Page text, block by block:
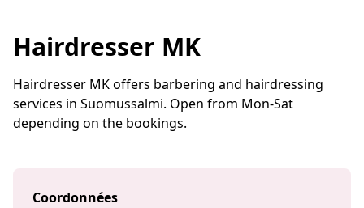
Hairdresser MK
Hairdresser MK offers barbering and hairdressing
services in Suomussalmi. Open from Mon-Sat
depending on the bookings.
Coordonnées